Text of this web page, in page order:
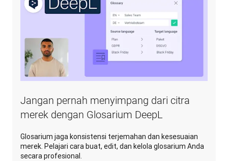
Jangan pernah menyimpang dari citra
merek dengan Glosarium DeepL
Glosarium jaga konsistensi terjemahan dan kesesuaian
merek. Pelajari cara buat, edit, dan kelola glosarium Anda
secara profesional.